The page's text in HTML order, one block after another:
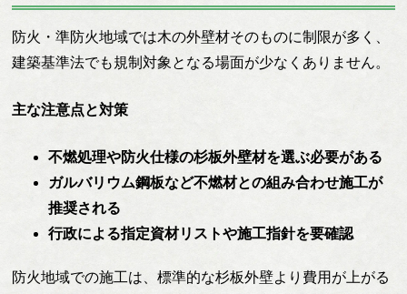
防火・準防火地域では木の外壁材そのものに制限が多く、
建築基準法でも規制対象となる場面が少なくありません。
主な注意点と対策
不燃処理や防火仕様の杉板外壁材を選ぶ必要がある
ガルバリウム鋼板など不燃材との組み合わせ施工が
推奨される
行政による指定資材リストや施工指針を要確認
防火地域での施工は、標準的な杉板外壁より費用が上がる